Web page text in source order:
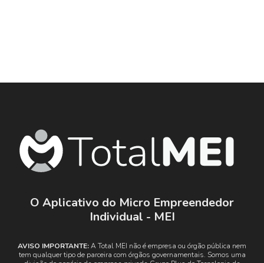
O Aplicativo do Micro Empreendedor
Individual - MEI
AVISO IMPORTANTE:A Total MEI não é empresa ou órgão pública nem
tem qualquer tipo de parceira com órgãos governamentais. Somos uma